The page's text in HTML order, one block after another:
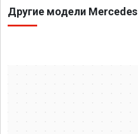
Другие модели Mercedes